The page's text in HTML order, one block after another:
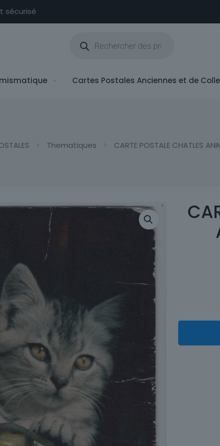
sécurisé
produits
Cartes Postales Anciennes et de
Thematiques CARTE POSTALE CHATLES